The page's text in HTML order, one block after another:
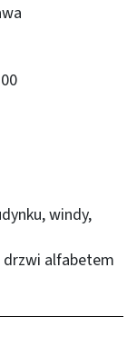
windy,
drzwi alfabetem